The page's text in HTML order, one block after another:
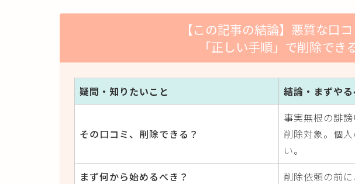
【この記事の結論】悪質な口
「正しい手順」で削除でき
疑問・知りたいこと 結論・まずや
その口コミ、削除できる？
事実無根の誹
削除対象。個
い。
まず何から始めるべき？
削除依頼の前に